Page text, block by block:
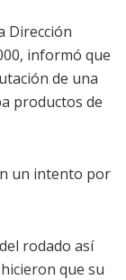
Dirección
informó que
de una
productos de
un intento por
rodado así
que su